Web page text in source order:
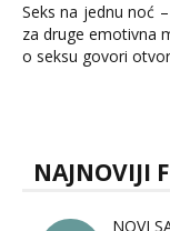
Seks na jednu noć
za druge emotivna
o seksu govori
dalje izaziva
NAJNOVIJI
NOVI